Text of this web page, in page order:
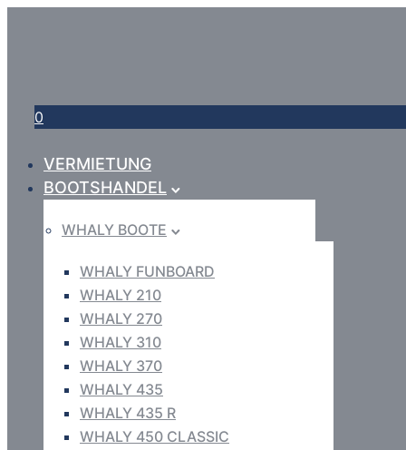
0
VERMIETUNG
BOOTSHANDEL
WHALY BOOTE
WHALY FUNBOARD
WHALY 210
WHALY 270
WHALY 310
WHALY 370
WHALY 435
WHALY 435 R
WHALY 450 CLASSIC